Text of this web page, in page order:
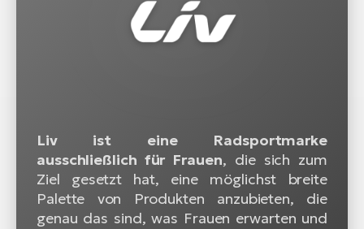
Liv ist eine Radsportmarke
ausschließlich für Frauen, die sich zum
Ziel gesetzt hat, eine möglichst breite
Palette von Produkten anzubieten, die
genau das sind, was Frauen erwarten und